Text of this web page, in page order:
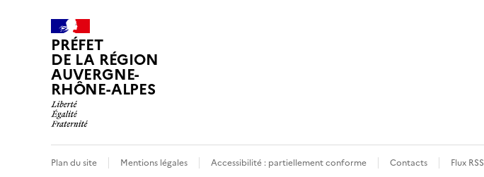
PRÉFET
DE LA RÉGION
AUVERGNE-
RHÔNE-ALPES
Plan du site Mentions légales Accessibilité : partiellement conforme Contacts Flux RSS